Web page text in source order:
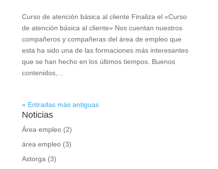
Curso de atención básica al cliente Finaliza el «Curso
de atención básica al cliente» Nos cuentan nuestros
compañeros y compañeras del área de empleo que
esta ha sido una de las formaciones más interesantes
que se han hecho en los últimos tiempos. Buenos
contenidos,...
« Entradas más antiguas
Noticias
Área empleo(2)
área empleo(3)
Astorga(3)